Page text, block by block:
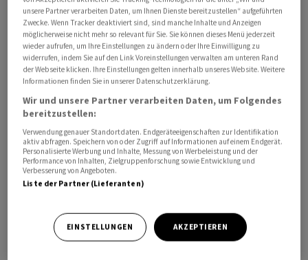
Bei der Trennung von Kenvue hatte Johnson & Johnson
den Aktionären ein Umtauschangebot unterbreitet. Zu
dem Geschäft gehören Marken wie Neutrogena,
Listerine und Carefree. Nach Abschluss des Handels und
der Entkonsolidierung aus der Konzernbilanz rechnet
dritten Quartal von 20 Milliarden Dollar./ngu/jcf/jha/
unsere Partner verarbeiten Daten, um Ihnen Dienste bereitzustellen“ aufgeführten
Zwecke. Wenn Tracker deaktiviert sind, sind manche Inhalte und Anzeigen
möglicherweise nicht mehr so relevant für Sie. Sie können dieses Menü jederzeit
wieder aufrufen, um Ihre Einstellungen zu ändern oder Ihre Einwilligung zu
widerrufen, indem Sie auf den Link Voreinstellungen verwalten am unteren Rand
der Webseite klicken. Ihre Einstellungen gelten innerhalb unseres Website. Weitere
Informationen finden Sie in unserer Datenschutzerklärung.
Wir und unsere Partner verarbeiten Daten, um Folgendes
bereitzustellen:
Verwendung genauer Standortdaten. Endgeräteeigenschaften zur Identifikation
aktiv abfragen. Speichern von oder Zugriff auf Informationen auf einem Endgerät.
Personalisierte Werbung und Inhalte, Messung von Werbeleistung und der
Performance von Inhalten, Zielgruppenforschung sowie Entwicklung und
Verbesserung von Angeboten.
Liste der Partner (Lieferanten)
EINSTELLUNGEN AKZEPTIEREN